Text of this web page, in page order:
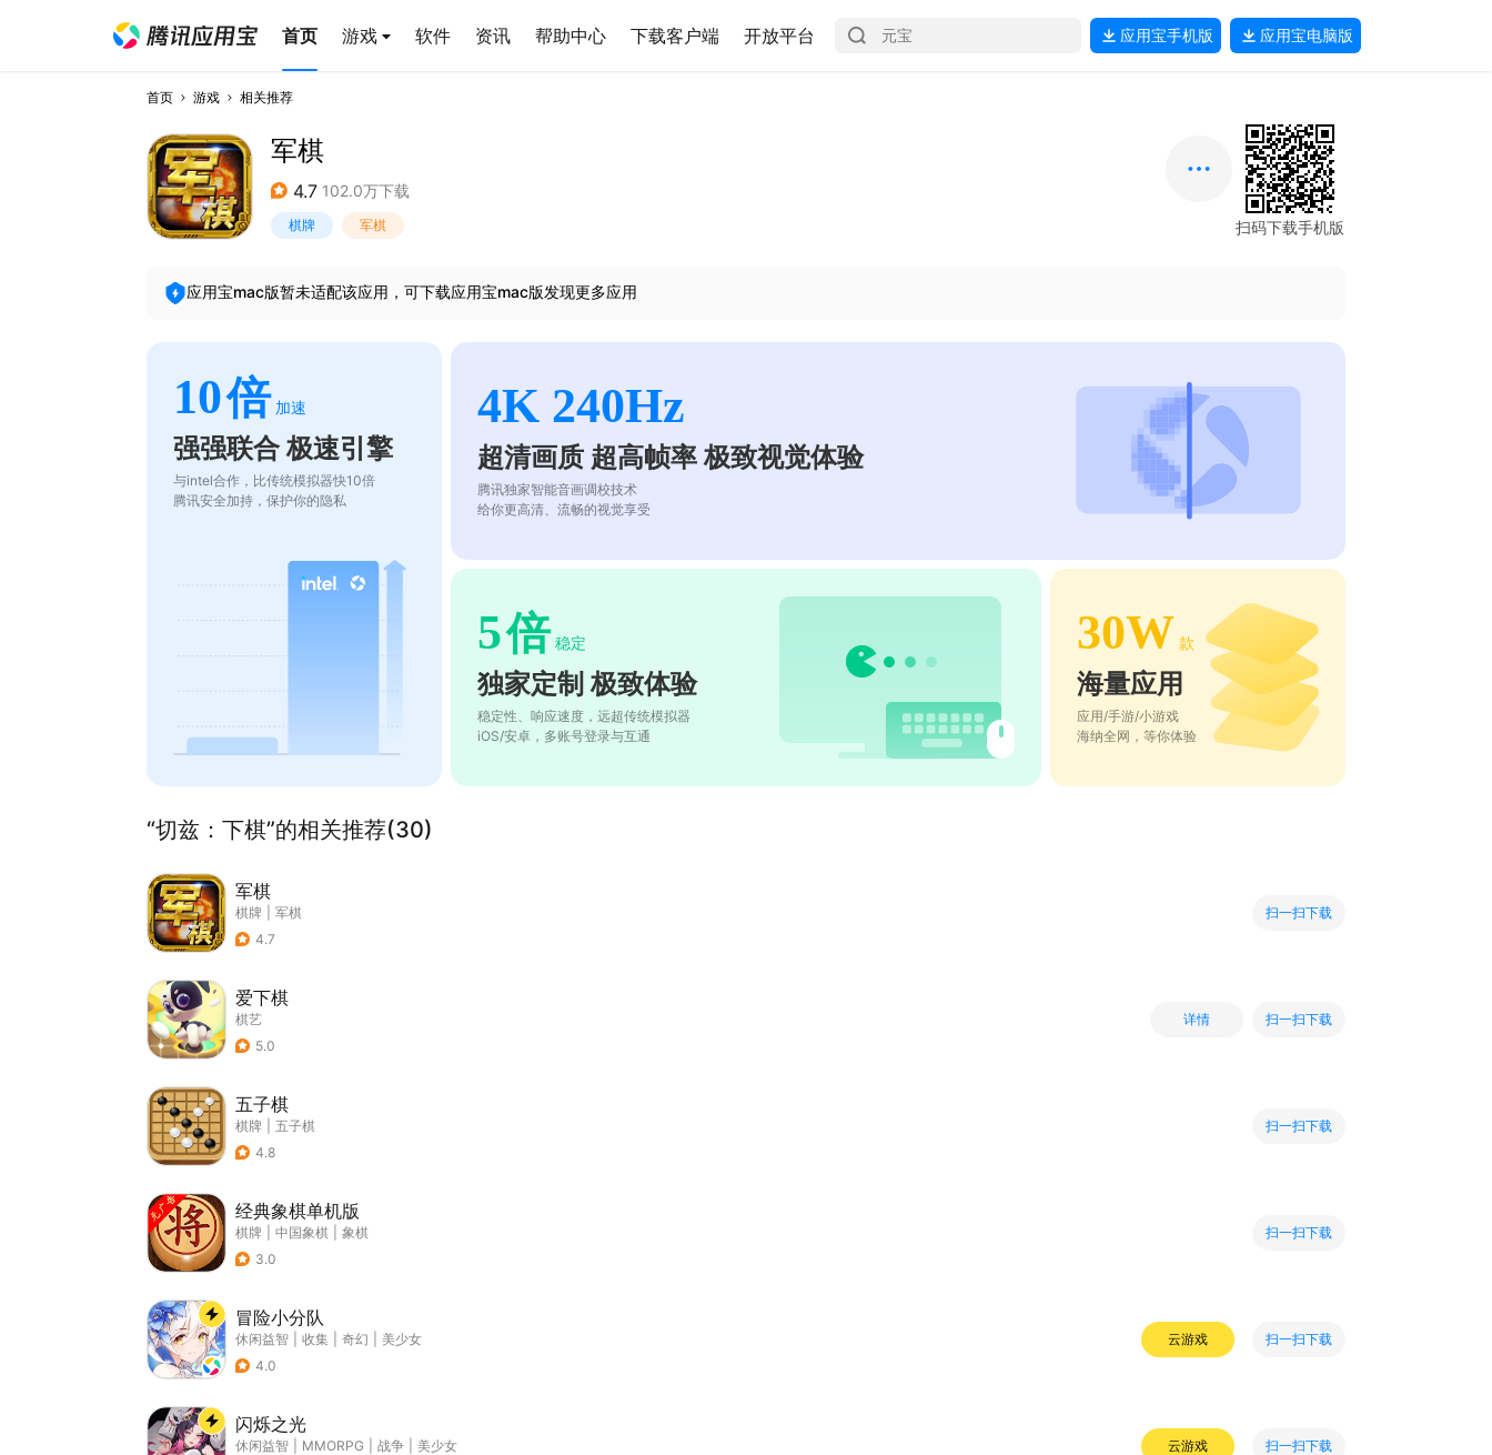
首页 游戏 软件 资讯 帮助中心 下载客户端 开放平台 应用宝手机版 应用宝电脑版
首页 游戏 相关推荐
军棋
4.7 102.0万下载
棋牌 军棋 扫码下载手机版
应用宝mac版暂未适配该应用，可下载应用宝mac版发现更多应用
10倍 加速
强强联合 极速引擎
与intel合作，比传统模拟器快10倍
腾讯安全加持，保护你的隐私
4K 240Hz
超清画质 超高帧率 极致视觉体验
腾讯独家智能音画调校技术
给你更高清、流畅的视觉享受
5倍 稳定
独家定制 极致体验
稳定性、响应速度，远超传统模拟器
iOS/安卓，多账号登录与互通
30W 款
海量应用
应用/手游/小游戏
海纳全网，等你体验
“切兹：下棋”的相关推荐(30)
军棋
棋牌
军棋
4.7
扫一扫下载
爱下棋
棋艺
5.0
详情 扫一扫下载
五子棋
棋牌
五子棋
4.8
扫一扫下载
经典象棋单机版
棋牌 中国象棋
象棋
3.0
扫一扫下载
冒险小分队
休闲益智 收集 奇幻
美少女
4.0
云游戏 扫一扫下载
闪烁之光
休闲益智 MMORPG 战争
美少女
云游戏 扫一扫下载